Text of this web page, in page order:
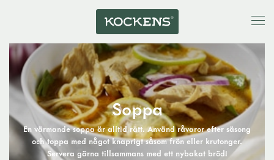
Soppa
En värmande soppa är alltid rätt. Använd råvaror efter säsong
och toppa med något knaprigt såsom frön eller krutonger.
Servera gärna tillsammans med ett nybakat bröd!